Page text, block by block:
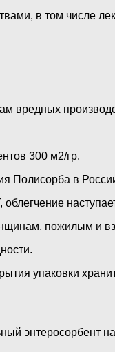
в том числе
вредных
300 м2/гр.
Полисорба в
пожилым и
упаковки
энтеросорбент